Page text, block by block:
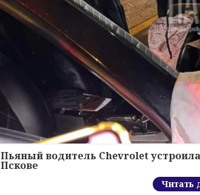
Пьяный водитель Chevrolet
Пскове
Читать